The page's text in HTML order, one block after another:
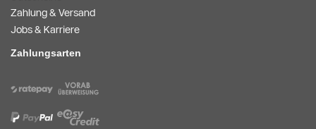
Zahlung & Versand
Jobs & Karriere
Zahlungsarten